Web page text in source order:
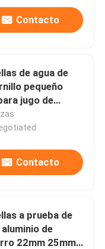
Contacto
de agua de
pequeño
jugo de
Contacto
a prueba de
de
22mm 25mm